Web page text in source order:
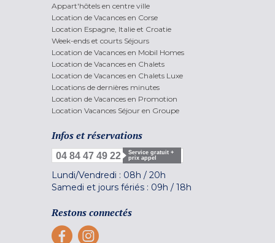
Appart'hôtels en centre ville
Location de Vacances en Corse
Location Espagne, Italie et Croatie
Week-ends et courts Séjours
Location de Vacances en Mobil Homes
Location de Vacances en Chalets
Location de Vacances en Chalets Luxe
Locations de dernières minutes
Location de Vacances en Promotion
Location Vacances Séjour en Groupe
Infos et réservations
04 84 47 49 22
Service gratuit +
prix appel
Lundi/Vendredi : 08h / 20h
Samedi et jours fériés : 09h / 18h
Restons connectés